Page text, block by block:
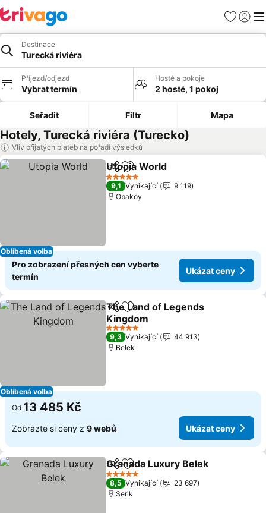
Oblíbené
Destinace
Turecká riviéra
Příjezd/odjezd
Vybrat termín
Hosté a pokoje
2 hosté, 1 pokoj
Seřadit Filtr Mapa
Hotely, Turecká riviéra (Turecko)
Vliv přijatých plateb na pořadí výsledků
Oblíbená volba
SdíletPřidat na seznam oblíbených
Utopia World
5 Počet hvězdiček
9,1 Vynikající
9 119
Obaköy
Pro zobrazení přesných cen vyberte
termín
Ukázat ceny
Oblíbená volba
SdíletPřidat na seznam oblíbených
The Land of Legends
Kingdom
Ukázat ceny
5 Počet hvězdiček
9,3 Vynikající
44 913
Belek
Od 13 485 Kč
Zobrazte si ceny z 9 webů Ukázat ceny
SdíletPřidat na seznam oblíbených
Granada Luxury Belek
5 Počet hvězdiček
8,5 Vynikající
23 697
Serik